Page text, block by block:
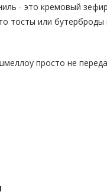
- это кремовый
тосты или
просто не